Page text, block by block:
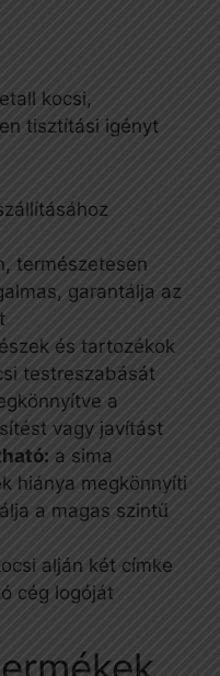
kocsi,
tisztítási igényt
természetesen
garantálja az
és tartozékok
testreszabását
a
vagy javítást
a sima
hiánya megkönnyíti
a magas szintű
alján két címke
cég logóját